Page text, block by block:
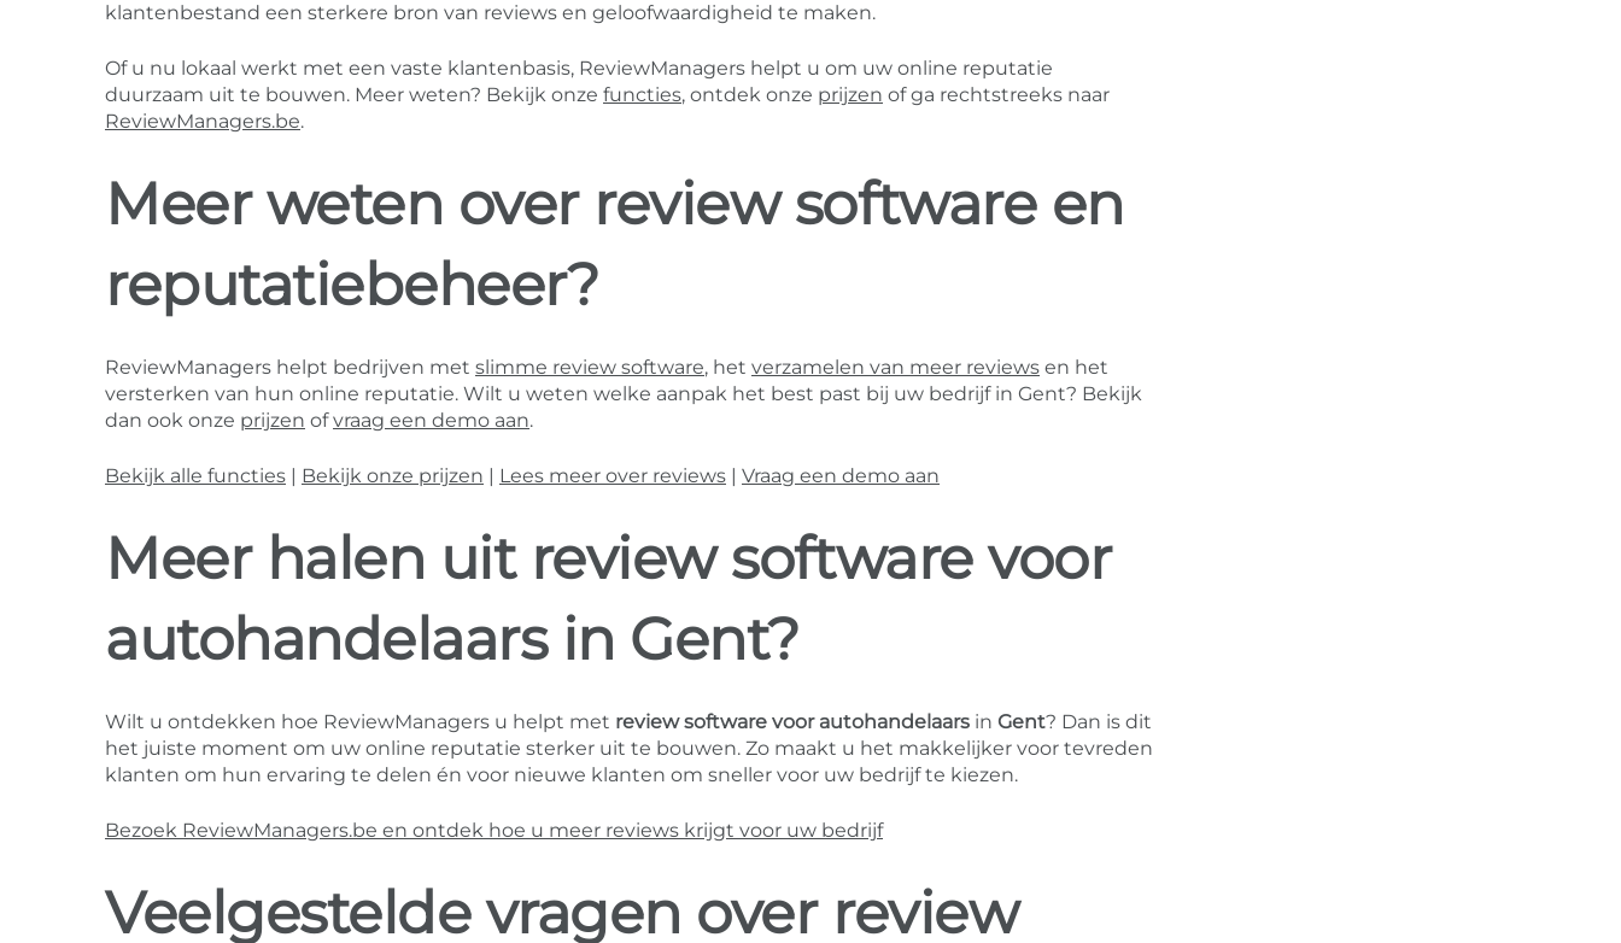
klantenbestand een sterkere bron van reviews en geloofwaardigheid te maken.
Of u nu lokaal werkt met een vaste klantenbasis, ReviewManagers helpt u om uw online reputatie
duurzaam uit te bouwen. Meer weten? Bekijk onze functies, ontdek onze prijzen of ga rechtstreeks naar
ReviewManagers.be.
Meer weten over review software en
reputatiebeheer?
ReviewManagers helpt bedrijven met slimme review software, het verzamelen van meer reviews en het
versterken van hun online reputatie. Wilt u weten welke aanpak het best past bij uw bedrijf in Gent? Bekijk
dan ook onze prijzen ofvraag een demo aan.
Bekijk alle functies Bekijk onze prijzen Lees meer over reviews Vraag een demo aan
Meer halen uit review software voor
autohandelaars in Gent?
Wilt u ontdekken hoe ReviewManagers u helpt met review software voor autohandelaars in Gent? Dan is dit
het juiste moment om uw online reputatie sterker uit te bouwen. Zo maakt u het makkelijker voor tevreden
klanten om hun ervaring te delen én voor nieuwe klanten om sneller voor uw bedrijf te kiezen.
Bezoek ReviewManagers.be en ontdek hoe u meer reviews krijgt voor uw bedrijf
Veelgestelde vragen over review